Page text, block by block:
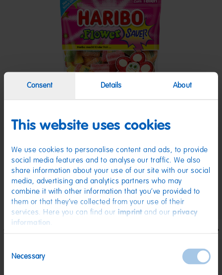
Consent Details About
This website uses cookies
We use cookies to personalise content and ads, to provide
social media features and to analyse our traffic. We also
share information about your use of our site with our social
media, advertising and analytics partners who may
combine it with other information that you’ve provided to
them or that they’ve collected from your use of their
services. Here you can find our imprintand our privacy
information
Selection
Necessary
Flower Sauer 160g
Zutaten
(D) Fruchtgummi und Fruchtgummi-Konfekt | Zutaten: Zucker;
Glukosesirup; Stärke; Feuchthaltemittel: Sorbit, Sorbitsirup;
WEIZENMEHL; WEIZENSTÄRKE; Palmfett; Dextrose;
Säuerungsmittel: Citronensäure, Äpfelsäure;
Säureregulatoren: Natriumhydrogenmalat, Tricalciumcitrat,
Speisefettsäuren; Geliermittel: Carrageen; Aroma; Frucht-